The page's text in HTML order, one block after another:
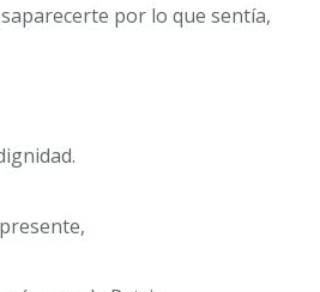
por lo que sentía,